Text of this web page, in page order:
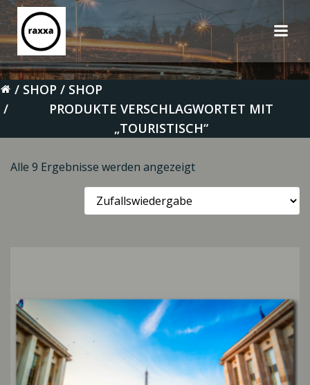
Inhalt
springen
SHOP
SHOP
PRODUKTE VERSCHLAGWORTET MIT
„TOURISTISCH“
Alle 9 Ergebnisse werden angezeigt